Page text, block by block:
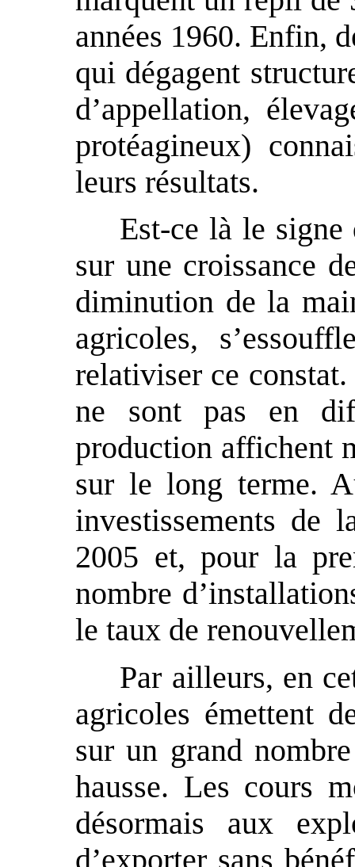
années 1960. Enfin,
qui dégagent
d’appellation,
protéagineux)
leurs résultats.
Est-ce là le
sur une croissance
diminution de la
agricoles,
relativiser ce
ne sont pas en
production affichent
sur le long terme.
investissements de
2005 et, pour la
nombre
le taux de
Par ailleurs, en
agricoles émettent
sur un grand
hausse. Les cours
désormais aux
d’exporter sans